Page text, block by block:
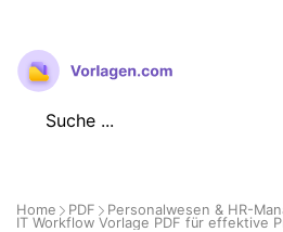
Zum
Inhalt
springen
Home PDF
Personalwesen & HR-
IT Workflow Vorlage PDF für effektive